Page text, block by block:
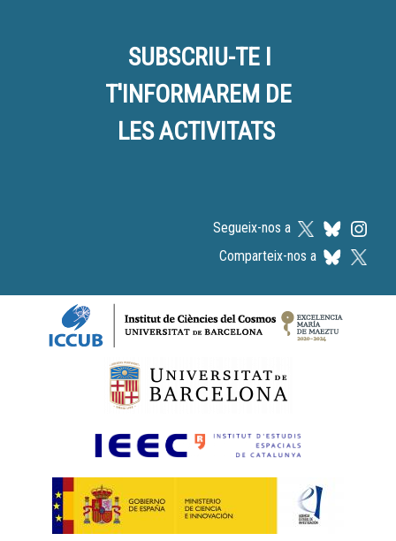
SUBSCRIU-TE I
T'INFORMAREM DE
LES ACTIVITATS
Segueix-nos a
Comparteix-nos a
Logos footer